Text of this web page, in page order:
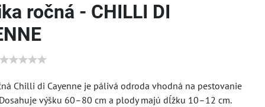
ročná - CHILLI DI
Chilli di Cayenne je pálivá odroda vhodná na pestovanie
výšku 60–80 cm a plody majú dĺžku 10–12 cm.